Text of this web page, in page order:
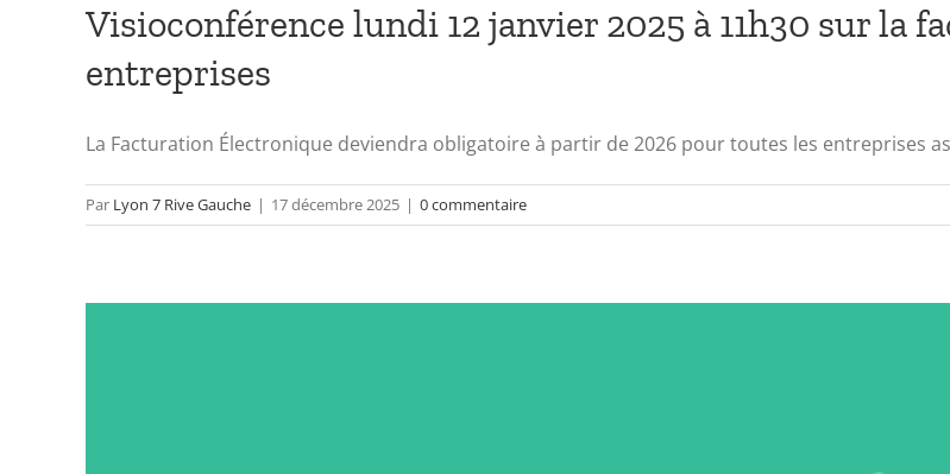
Visioconférence lundi 12 janvier 2025 à 11h30 sur la
entreprises
La Facturation Électronique deviendra obligatoire à partir de 2026 pour toutes les entreprises
Par Lyon 7 Rive Gauche | 17 décembre 2025 | 0 commentaire